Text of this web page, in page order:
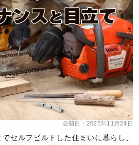
公開日： 2025年11月24日
セルフビルドした住まいに暮らし、